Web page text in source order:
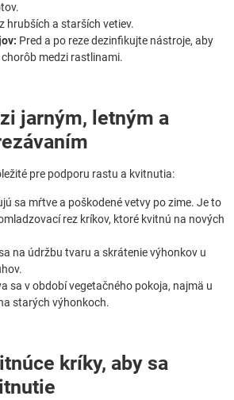
hrubších a starších vetiev.
Pred a po reze dezinfikujte nástroje, aby
medzi rastlinami.
jarným, letným a
pre podporu rastu a kvitnutia:
sa mŕtve a poškodené vetvy po zime. Je to
rez kríkov, ktoré kvitnú na nových
na údržbu tvaru a skrátenie výhonkov u
sa v období vegetačného pokoja, najmä u
starých výhonkoch.
kríky, aby sa